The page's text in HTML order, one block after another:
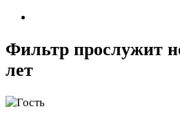
Фильтр прослужит
лет